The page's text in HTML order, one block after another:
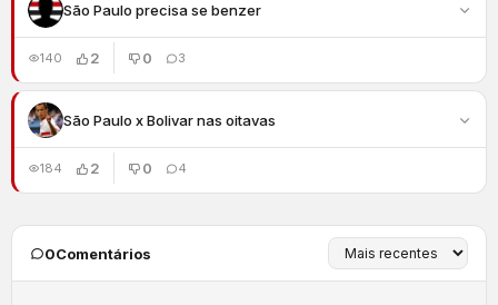
São Paulo precisa se benzer
140 2 0 3
São Paulo x Bolivar nas oitavas
184 2 0 4
0Comentários